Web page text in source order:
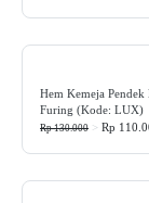
Hem Kemeja
Furing (Kode: LUX)
Rp 130.000 > Rp